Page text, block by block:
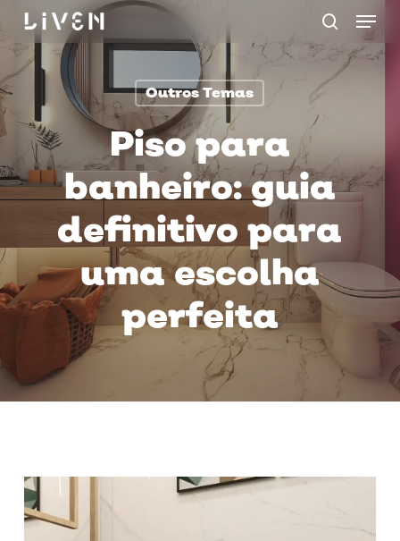
Skip
main
content
procurar
Menu
Outros Temas
Piso para
banheiro: guia
definitivo para
uma escolha
perfeita